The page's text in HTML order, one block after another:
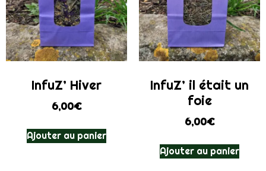
InfuZ’ Hiver
6,00€
Ajouter au panier
InfuZ’ il était un
foie
6,00€
Ajouter au panier